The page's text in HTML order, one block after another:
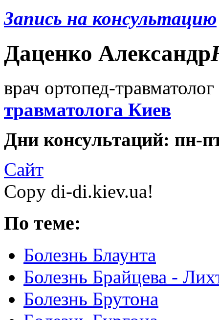
Запись на консультацию
Даценко Александр
врач ортопед-
травматолога Киев
Дни консультаций: пн-
Сайт
Copy di-di.kiev.ua!
По теме:
Болезнь Блаунта
Болезнь Брайцева -
Болезнь Брутона